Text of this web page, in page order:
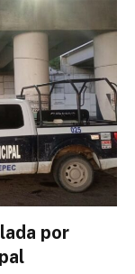
por